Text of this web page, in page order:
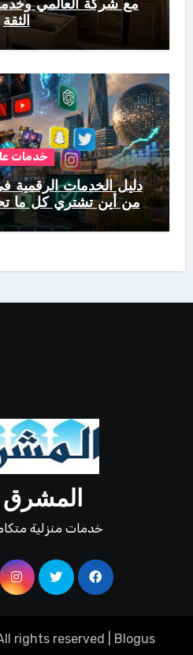
مع شركة العالمي
الثقة
خدمات
من أين تشتري كل ما
المشرق
خدمات منزلية
rights reserved Blogus